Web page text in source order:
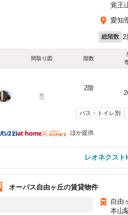
覚王
愛知
総階数 2
間取り図 階数
2階
バス・トイレ別
ほか提供
レオネクス
オーパス自由ヶ丘の賃貸物件
自由
本山